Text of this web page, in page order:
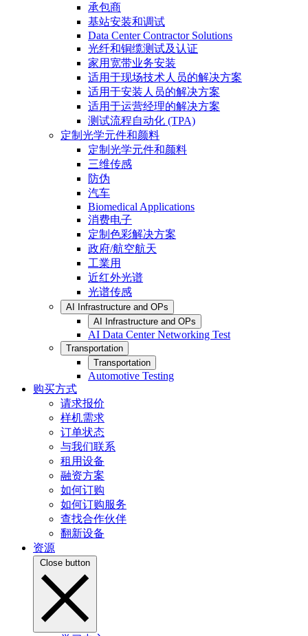
承包商
基站安装和调试
Data Center Contractor Solutions
光纤和铜缆测试及认证
家用宽带业务安装
适用于现场技术人员的解决方案
适用于安装人员的解决方案
适用于运营经理的解决方案
测试流程自动化 (TPA)
定制光学元件和颜料
定制光学元件和颜料
三维传感
防伪
汽车
Biomedical Applications
消费电子
定制色彩解决方案
政府/航空航天
工業用
近红外光谱
光谱传感
AI Infrastructure and OPs
AI Infrastructure and OPs
AI Data Center Networking Test
Transportation
Transportation
Automotive Testing
购买方式
请求报价
样机需求
订单状态
与我们联系
租用设备
融资方案
如何订购
如何订购服务
查找合作伙伴
翻新设备
资源
Close button